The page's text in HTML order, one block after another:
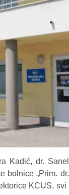
Kadić, dr.
„Prim.
KCUS,